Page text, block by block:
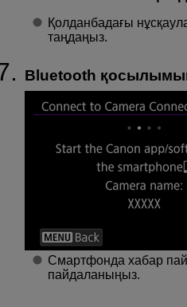
Қолданбадағы
таңдаңыз.
Bluetooth
Смартфонда хабар
пайдаланыңыз.